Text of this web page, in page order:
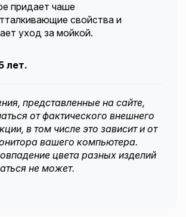
придает чаше
свойства и
уход за мойкой.
лет.
представленные на сайте,
от фактического внешнего
в том числе это зависит и от
вашего компьютера.
цвета разных изделий
не может.